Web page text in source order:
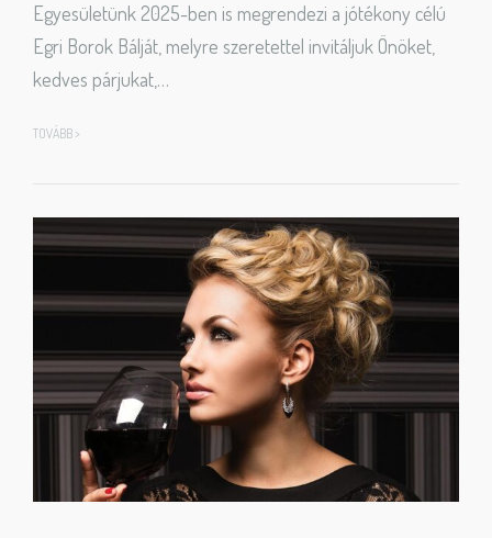
Egyesületünk 2025-ben is megrendezi a jótékony célú
Egri Borok Bálját, melyre szeretettel invitáljuk Önöket,
kedves párjukat,…
TOVÁBB >